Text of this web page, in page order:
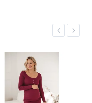
Previous
Next